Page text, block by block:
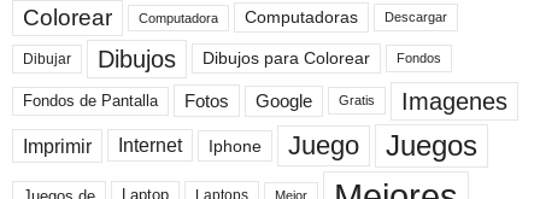
Colorear Computadora Computadoras Descargar
Dibujar Dibujos Dibujos para Colorear Fondos
Fondos de Pantalla Fotos Google Gratis Imagenes
Imprimir Internet Iphone Juego Juegos
Laptop Laptops Mejor